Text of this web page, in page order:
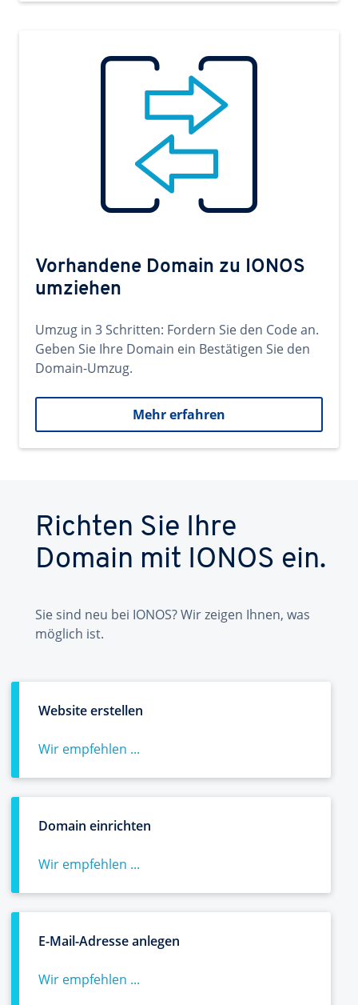
Vorhandene Domain zu IONOS
umziehen
Umzug in 3 Schritten: Fordern Sie den Code an.
Geben Sie Ihre Domain ein Bestätigen Sie den
Domain-Umzug.
Mehr erfahren
Richten Sie Ihre
Domain mit IONOS ein.
Sie sind neu bei IONOS? Wir zeigen Ihnen, was
möglich ist.
Website erstellen
Wir empfehlen ...
Domain einrichten
Wir empfehlen ...
E-Mail-Adresse anlegen
Wir empfehlen ...